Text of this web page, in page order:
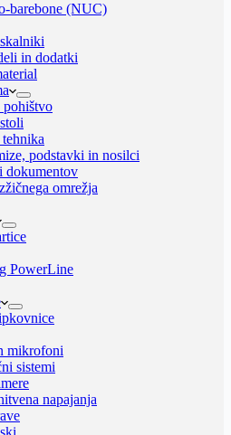
barebone (NUC)
in dodatki
pohištvo
podstavki in nosilci
dokumentov
omrežja
PowerLine
mikrofoni
sistemi
napajanja